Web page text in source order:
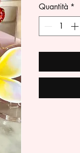
Quantità *